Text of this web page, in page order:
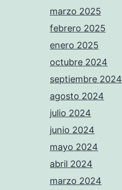
marzo 2025
febrero 2025
enero 2025
octubre 2024
septiembre 2024
agosto 2024
julio 2024
junio 2024
mayo 2024
abril 2024
marzo 2024